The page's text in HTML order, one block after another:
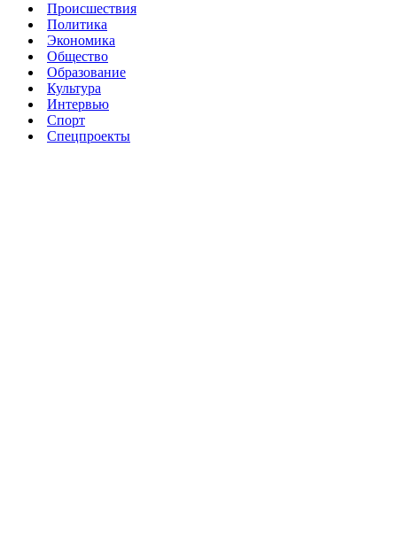
Происшествия
Политика
Экономика
Общество
Образование
Культура
Интервью
Спорт
Спецпроекты